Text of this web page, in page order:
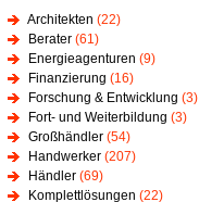
Architekten (22)
Berater (61)
Energieagenturen (9)
Finanzierung (16)
Forschung & Entwicklung (3)
Fort- und Weiterbildung (3)
Großhändler (54)
Handwerker (207)
Händler (69)
Komplettlösungen (22)